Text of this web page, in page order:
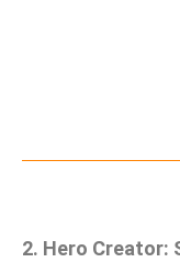
2. Hero Creator: